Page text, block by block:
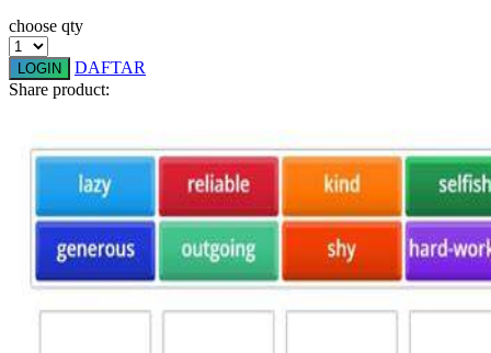
Twistshake
U
V
choose qty
LOGIN
DAFTAR
Share product: